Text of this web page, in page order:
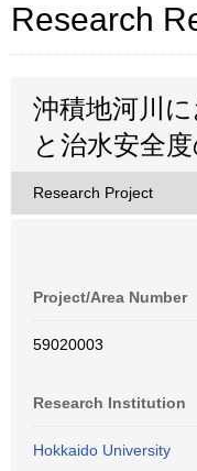
Research
沖積地河川
と治水安全
Research Project
Project/Area Number
59020003
Research Institution
Hokkaido University